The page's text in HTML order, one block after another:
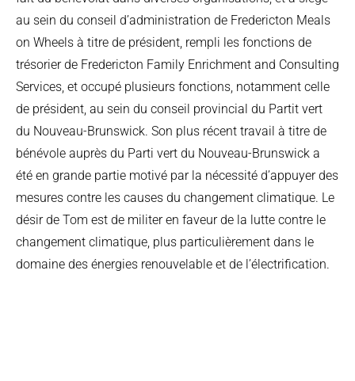
au sein du conseil d’administration de Fredericton Meals
on Wheels à titre de président, rempli les fonctions de
trésorier de Fredericton Family Enrichment and Consulting
Services, et occupé plusieurs fonctions, notamment celle
de président, au sein du conseil provincial du Partit vert
du Nouveau-Brunswick. Son plus récent travail à titre de
bénévole auprès du Parti vert du Nouveau-Brunswick a
été en grande partie motivé par la nécessité d’appuyer des
mesures contre les causes du changement climatique. Le
désir de Tom est de militer en faveur de la lutte contre le
changement climatique, plus particulièrement dans le
domaine des énergies renouvelable et de l’électrification.